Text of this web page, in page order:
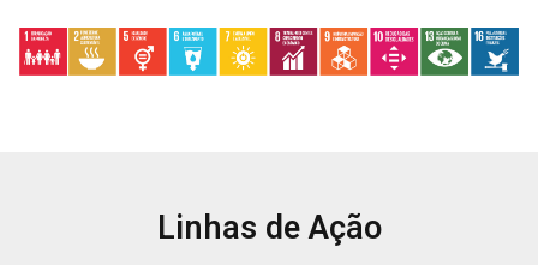
Linhas de Ação